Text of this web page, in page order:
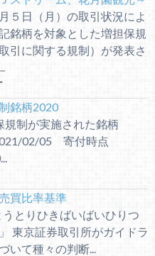
５日（月）の取引状況によ
銘柄を対象とした増担保規
引に関する規制）が発表さ
銘柄2020
規制が実施された銘柄
02/05 寄付時点
買比率基準
うとりひきばいばいひりつ
東京証券取引所がガイドラ
いて種々の判断...